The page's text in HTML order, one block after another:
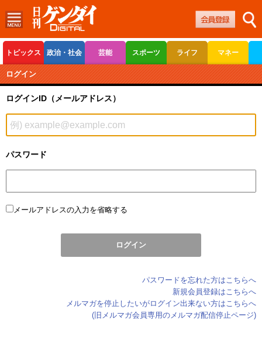
トピックス 政治・社会 芸能 スポーツ ライフ マネー
ボートレース
ログイン
ログインID（メールアドレス）
パスワード
メールアドレスの入力を省略する
パスワードを忘れた方はこちらへ
新規会員登録はこちらへ
メルマガを停止したいがログイン出来ない方はこちらへ
(旧メルマガ会員専用のメルマガ配信停止ページ)